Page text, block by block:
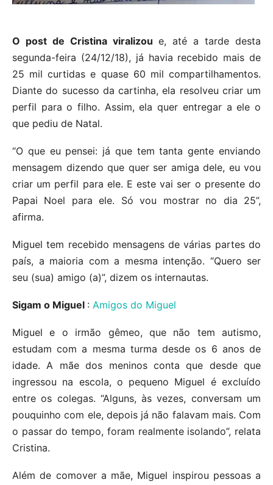
O post de Cristina viralizou e, até a tarde desta
segunda-feira (24/12/18), já havia recebido mais de
25 mil curtidas e quase 60 mil compartilhamentos.
Diante do sucesso da cartinha, ela resolveu criar um
perfil para o filho. Assim, ela quer entregar a ele o
que pediu de Natal.
“O que eu pensei: já que tem tanta gente enviando
mensagem dizendo que quer ser amiga dele, eu vou
criar um perfil para ele. E este vai ser o presente do
Papai Noel para ele. Só vou mostrar no dia 25”,
afirma.
Miguel tem recebido mensagens de várias partes do
país, a maioria com a mesma intenção. “Quero ser
seu (sua) amigo (a)”, dizem os internautas.
Sigam o Miguel : Amigos do Miguel
Miguel e o irmão gêmeo, que não tem autismo,
estudam com a mesma turma desde os 6 anos de
idade. A mãe dos meninos conta que desde que
ingressou na escola, o pequeno Miguel é excluído
entre os colegas. “Alguns, às vezes, conversam um
pouquinho com ele, depois já não falavam mais. Com
o passar do tempo, foram realmente isolando”, relata
Cristina.
Além de comover a mãe, Miguel inspirou pessoas a